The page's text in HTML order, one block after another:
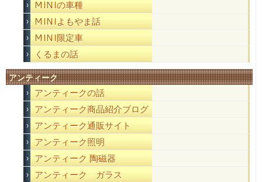
MINIの車種
MINIよもやま話
MINI限定車
くるまの話
アンティーク
アンティークの話
アンティーク商品紹介ブログ
アンティーク通販サイト
アンティーク照明
アンティーク 陶磁器
アンティーク ガラス